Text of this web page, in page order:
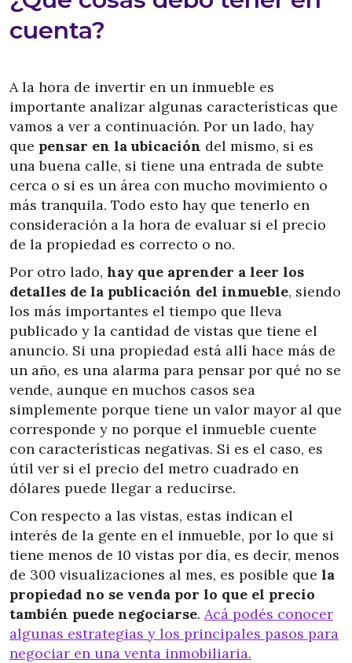
cuenta?
A la hora de invertir en un inmueble es
importante analizar algunas características que
vamos a ver a continuación. Por un lado, hay
que pensar en la ubicación del mismo, si es
una buena calle, si tiene una entrada de subte
cerca o si es un área con mucho movimiento o
más tranquila. Todo esto hay que tenerlo en
consideración a la hora de evaluar si el precio
de la propiedad es correcto o no.
Por otro lado, hay que aprender a leer los
detalles de la publicación del inmueble, siendo
los más importantes el tiempo que lleva
publicado y la cantidad de vistas que tiene el
anuncio. Si una propiedad está allí hace más de
un año, es una alarma para pensar por qué no se
vende, aunque en muchos casos sea
simplemente porque tiene un valor mayor al que
corresponde y no porque el inmueble cuente
con características negativas. Si es el caso, es
útil ver si el precio del metro cuadrado en
dólares puede llegar a reducirse.
Con respecto a las vistas, estas indican el
interés de la gente en el inmueble, por lo que si
tiene menos de 10 vistas por día, es decir, menos
de 300 visualizaciones al mes, es posible que la
propiedad no se venda por lo que el precio
también puede negociarse. Acá podés conocer
algunas estrategias y los principales pasos para
negociar en una venta inmobiliaria.